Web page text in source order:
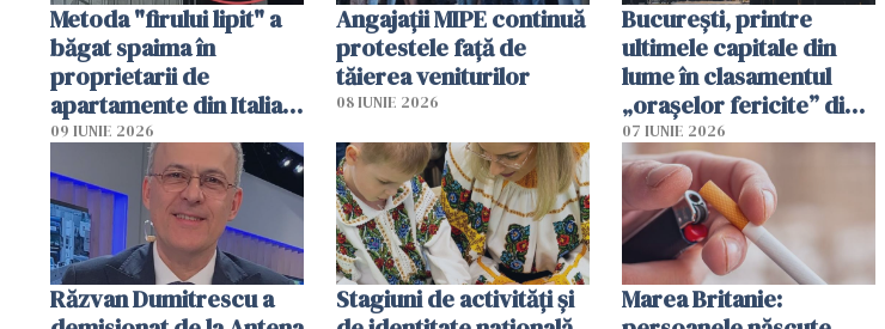
Metoda "firului lipit" a
băgat spaima în
proprietarii de
apartamente din Italia.
Poliția, sesizată
09 IUNIE 2026
Angajaţii MIPE continuă
protestele faţă de
tăierea veniturilor
08 IUNIE 2026
București, printre
ultimele capitale din
lume în clasamentul
„orașelor fericite” din
2026
07 IUNIE 2026
Răzvan Dumitrescu a
Stagiuni de activități și
Marea Britanie: